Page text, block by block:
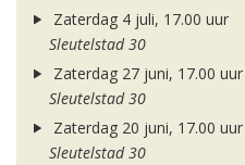
Zaterdag 4 juli, 17.00 uur
Sleutelstad 30
Zaterdag 27 juni, 17.00 uur
Sleutelstad 30
Zaterdag 20 juni, 17.00 uur
Sleutelstad 30